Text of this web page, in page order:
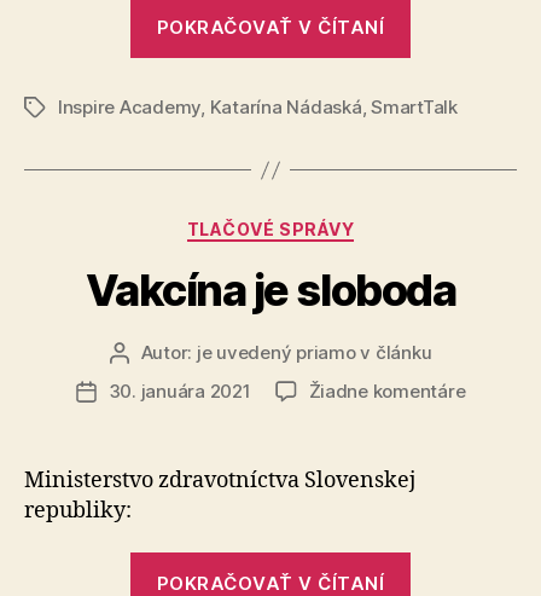
POKRAČOVAŤ V ČÍTANÍ
ZnačkyInspire Academy, Katarína Nádaská,SmartTalk
Kategórie
TLAČOVÉ SPRÁVY
Vakcína je sloboda
Autor
článku
Autor: je uvedený priamo v článku
Dátum30. januára 2021 Žiadne komentárena
Ministerstvo zdravotníctva Slovenskej
republiky:
POKRAČOVAŤ V ČÍTANÍ